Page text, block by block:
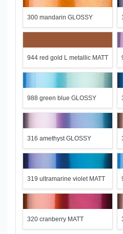
300 mandarin GLOSSY
944 red gold L metallic MATT
988 green blue GLOSSY
316 amethyst GLOSSY
319 ultramarine violet MATT
320 cranberry MATT